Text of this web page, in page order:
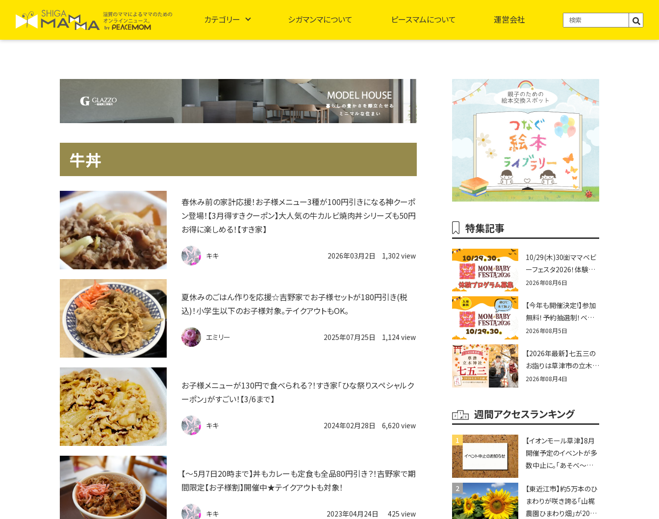
カテゴリー シガマンマについて ピースマムについて 運営会社
牛丼
春休み前の家計応援！お子様メニュー3種が100円引きになる神クーポ
ン登場！【3月得すきクーポン】大人気の牛カルビ焼肉丼シリーズも50円
お得に楽しめる！【すき家】
キキ 2026年03月2日 1,302 view
夏休みのごはん作りを応援☆吉野家でお子様セットが180円引き(税
込)！小学生以下のお子様対象。テイクアウトもOK。
エミリー 2025年07月25日 1,124 view
お子様メニューが130円で食べられる？！すき家「ひな祭りスペシャルク
ーポン」がすごい！【3/6まで】
キキ 2024年02月28日 6,620 view
【〜5月7日20時まで】丼もカレーも定食も全品80円引き？！吉野家で期
間限定【お子様割】開催中★テイクアウトも対象！
キキ 2023年04月24日 425 view
特集記事
10/29(木)30㈮ママベビ
ーフェスタ2026！体験プ
ログラム募集♪赤ちゃん
せんか？
2026年08月6日
【今年も開催決定!】参加
無料！予約抽選制！ベビ
ーファミリー必見☆入場
ママベビーフェスタ
2026！親子で楽しもう
♪inピエリ守山
2026年08月5日
【2026年最新】七五三の
お詣りは草津市の立木神
社へ♪七五三お祝い企
2026年08月4日
週間アクセスランキング
【イオンモール草津】8月
開催予定のイベントが多
数中止に。「あそべ〜る
ショーなど
【東近江市】約5万本のひ
まわりが咲き誇る「山梶
農園ひまわり畑」が2026